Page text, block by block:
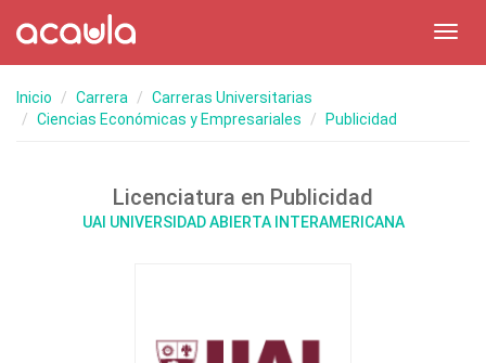
Inicio Carrera
Carreras Universitarias
Ciencias Económicas y Empresariales
Publicidad
Licenciatura en Publicidad
UAI UNIVERSIDAD ABIERTA INTERAMERICANA